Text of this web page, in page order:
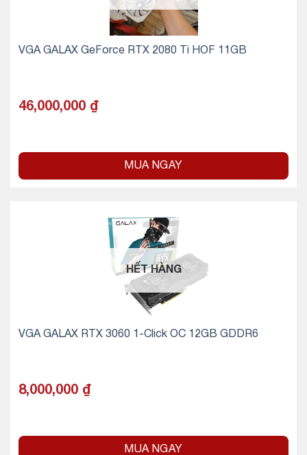
VGA GALAX GeForce RTX 2080 Ti HOF 11GB
46,000,000 ₫
MUA NGAY
HẾT HÀNG
VGA GALAX RTX 3060 1-Click OC 12GB GDDR6
8,000,000 ₫
MUA NGAY